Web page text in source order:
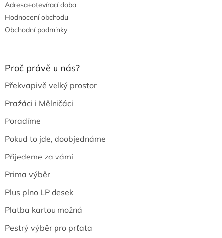
Adresa+otevírací doba
Hodnocení obchodu
Obchodní podmínky
Proč právě u nás?
Překvapivě velký prostor
Pražáci i Mělničáci
Poradíme
Pokud to jde, doobjednáme
Přijedeme za vámi
Prima výběr
Plus plno LP desek
Platba kartou možná
Pestrý výběr pro prťata